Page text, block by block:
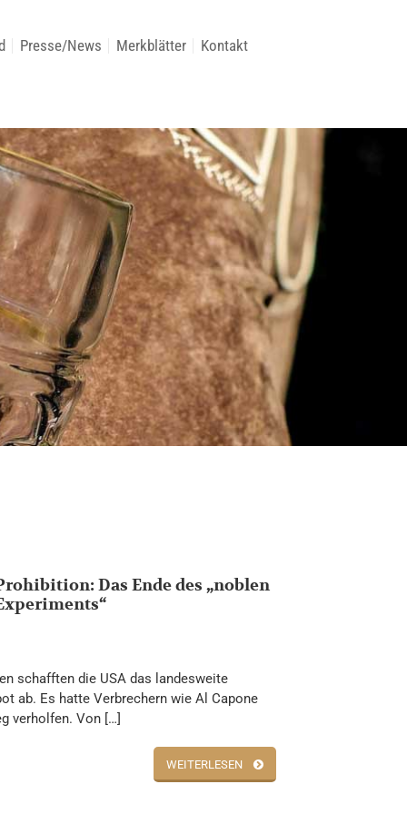
Presse/News Merkblätter Kontakt
Das Ende des „noblen
schafften die USA das landesweite
ab. Es hatte Verbrechern wie Al Capone
verholfen. Von […]
WEITERLESEN